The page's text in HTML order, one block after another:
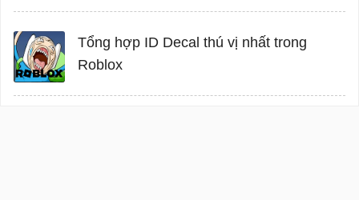
Tổng hợp ID Decal thú vị nhất trong
Roblox